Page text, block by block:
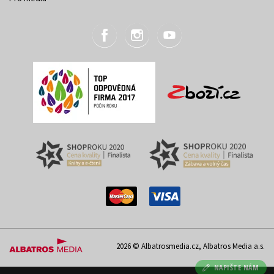
NAPIŠTE NÁM
2026 © Albatrosmedia.cz, Albatros Media a.s.